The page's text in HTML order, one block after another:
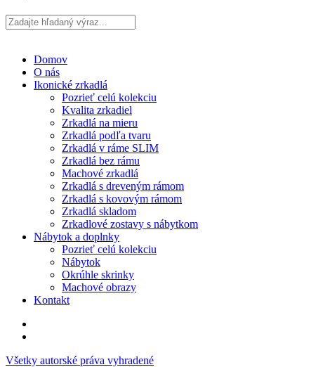
Domov
O nás
Ikonické zrkadlá
Pozrieť celú kolekciu
Kvalita zrkadiel
Zrkadlá na mieru
Zrkadlá podľa tvaru
Zrkadlá v ráme SLIM
Zrkadlá bez rámu
Machové zrkadlá
Zrkadlá s dreveným rámom
Zrkadlá s kovovým rámom
Zrkadlá skladom
Zrkadlové zostavy s nábytkom
Nábytok a doplnky
Pozrieť celú kolekciu
Nábytok
Okrúhle skrinky
Machové obrazy
Kontakt
Všetky autorské práva vyhradené